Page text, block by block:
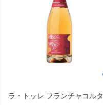
ラ・トッレ フランチャコルタ